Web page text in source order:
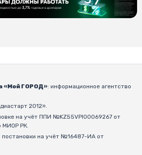
«Мой ГОРОД»: информационное агентство
2012».
на учёт ППИ №KZ55VPI00069267 от
МИОР РК.
постановки на учёт №16487-ИА от